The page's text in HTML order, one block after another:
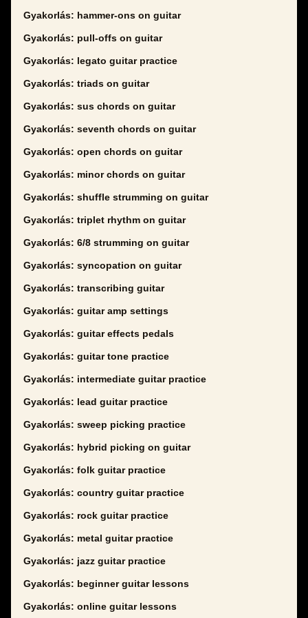
Gyakorlás: hammer-ons on guitar
Gyakorlás: pull-offs on guitar
Gyakorlás: legato guitar practice
Gyakorlás: triads on guitar
Gyakorlás: sus chords on guitar
Gyakorlás: seventh chords on guitar
Gyakorlás: open chords on guitar
Gyakorlás: minor chords on guitar
Gyakorlás: shuffle strumming on guitar
Gyakorlás: triplet rhythm on guitar
Gyakorlás: 6/8 strumming on guitar
Gyakorlás: syncopation on guitar
Gyakorlás: transcribing guitar
Gyakorlás: guitar amp settings
Gyakorlás: guitar effects pedals
Gyakorlás: guitar tone practice
Gyakorlás: intermediate guitar practice
Gyakorlás: lead guitar practice
Gyakorlás: sweep picking practice
Gyakorlás: hybrid picking on guitar
Gyakorlás: folk guitar practice
Gyakorlás: country guitar practice
Gyakorlás: rock guitar practice
Gyakorlás: metal guitar practice
Gyakorlás: jazz guitar practice
Gyakorlás: beginner guitar lessons
Gyakorlás: online guitar lessons